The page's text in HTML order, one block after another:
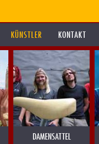
KÜNSTLER KONTAKT
DAMENSATTEL